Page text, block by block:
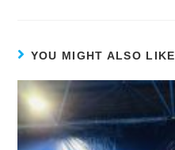
YOU MIGHT ALSO LIKE